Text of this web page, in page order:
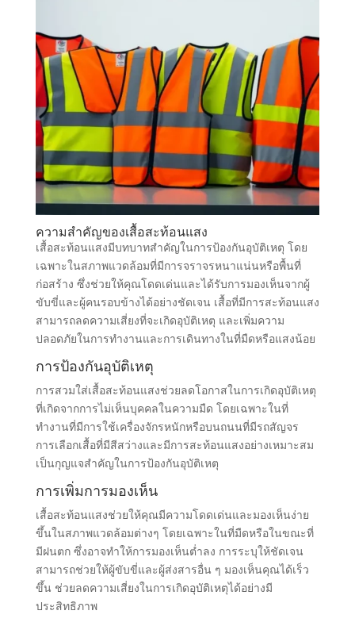
ความสำคัญของเสื้อสะท้อนแสง
เสื้อสะท้อนแสงมีบทบาทสำคัญในการป้องกันอุบัติเหตุ โดย
เฉพาะในสภาพแวดล้อมที่มีการจราจรหนาแน่นหรือพื้นที่
ก่อสร้าง ซึ่งช่วยให้คุณโดดเด่นและได้รับการมองเห็นจากผู้
ขับขี่และผู้คนรอบข้างได้อย่างชัดเจน เสื้อที่มีการสะท้อนแสง
สามารถลดความเสี่ยงที่จะเกิดอุบัติเหตุ และเพิ่มความ
ปลอดภัยในการทำงานและการเดินทางในที่มืดหรือแสงน้อย
การป้องกันอุบัติเหตุ
การสวมใส่เสื้อสะท้อนแสงช่วยลดโอกาสในการเกิดอุบัติเหตุ
ที่เกิดจากการไม่เห็นบุคคลในความมืด โดยเฉพาะในที่
ทำงานที่มีการใช้เครื่องจักรหนักหรือบนถนนที่มีรถสัญจร
การเลือกเสื้อที่มีสีสว่างและมีการสะท้อนแสงอย่างเหมาะสม
เป็นกุญแจสำคัญในการป้องกันอุบัติเหตุ
การเพิ่มการมองเห็น
เสื้อสะท้อนแสงช่วยให้คุณมีความโดดเด่นและมองเห็นง่าย
ขึ้นในสภาพแวดล้อมต่างๆ โดยเฉพาะในที่มืดหรือในขณะที่
มีฝนตก ซึ่งอาจทำให้การมองเห็นต่ำลง การระบุให้ชัดเจน
สามารถช่วยให้ผู้ขับขี่และผู้ส่งสารอื่น ๆ มองเห็นคุณได้เร็ว
ขึ้น ช่วยลดความเสี่ยงในการเกิดอุบัติเหตุได้อย่างมี
ประสิทธิภาพ